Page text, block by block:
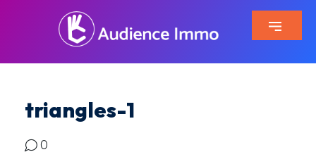
triangles-1
0